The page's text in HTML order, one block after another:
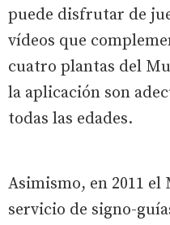
puede disfrutar de
vídeos que
cuatro plantas del
la aplicación son
todas las edades.
Asimismo, en 2011
servicio de signo-